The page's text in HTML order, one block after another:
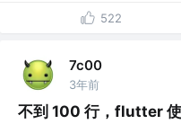
522
7c00
3年前
不到 100 行，flutter